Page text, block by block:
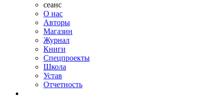
сеанс
О нас
Авторы
Магазин
Журнал
Книги
Спецпроекты
Школа
Устав
Отчетность